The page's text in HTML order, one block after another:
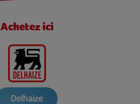
Achetez ici
Delhaize